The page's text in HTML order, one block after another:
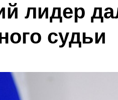
лидер
судьи